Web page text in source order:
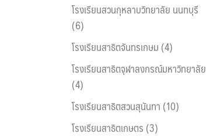
โรงเรียนสวนกุหลาบวิทยาลัย นนทบุรี
(6)
โรงเรียนสาธิตจันทรเกษม (4)
โรงเรียนสาธิตจุฬาลงกรณ์มหาวิทยาลัย
(4)
โรงเรียนสาธิตสวนสุนันทา (10)
โรงเรียนสาธิตเกษตร (3)